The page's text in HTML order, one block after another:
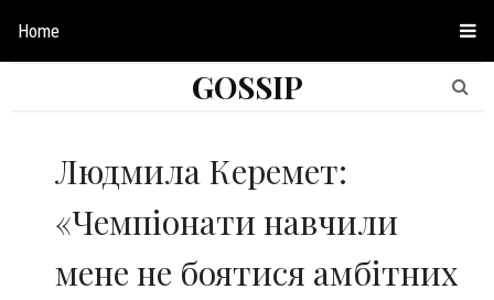
Home
GOSSIP
Людмила Керемет:
«Чемпіонати навчили
мене не боятися амбітних